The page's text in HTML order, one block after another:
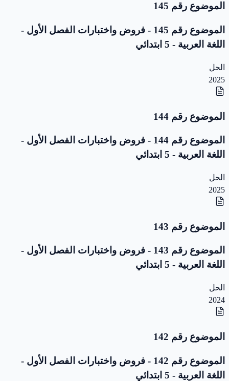
الموضوع رقم 145
الموضوع رقم 145 - فروض واختبارات الفصل الأول -
اللغة العربية - 5 ابتدائي
الحل
2025
الموضوع رقم 144
الموضوع رقم 144 - فروض واختبارات الفصل الأول -
اللغة العربية - 5 ابتدائي
الحل
2025
الموضوع رقم 143
الموضوع رقم 143 - فروض واختبارات الفصل الأول -
اللغة العربية - 5 ابتدائي
الحل
2024
الموضوع رقم 142
الموضوع رقم 142 - فروض واختبارات الفصل الأول -
اللغة العربية - 5 ابتدائي